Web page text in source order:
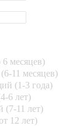
месяцев)
11 месяцев)
(1-3 года)
6 лет)
(7-11 лет)
12 лет)